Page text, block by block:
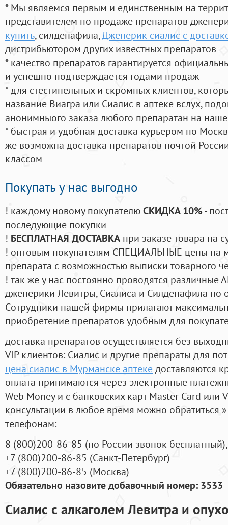
* Мы являемся первым и единственным на
представителем по продаже препаратов
купить, силденафила,Дженерик сиалис с
дистрибьютором других известных препаратов
* качество препаратов гарантируется
и успешно подтверждается годами продаж
* для стестинельных и скромных клиентов,
название Виагра или Сиалис в аптеке вслух,
анонимныого заказа любого препаратан на
* быстрая и удобная доставка курьером по
же возможна доставка препаратов почтой
классом
Покупать у нас выгодно
! каждому новому покупателюСКИДКА 10%-
последующие покупки
! БЕСПЛАТНАЯ ДОСТАВКА при заказе товара на
! оптовым покупателям СПЕЦИАЛЬНЫЕ цены на
препарата с возможностью выписки товарного
! так же у нас постоянно проводятся
дженерики Левитры, Сиалиса и Силденафила по
Cотрудники нашей фирмы прилагают
приобретение препаратов удобным для
доставка препаратов осуществляется без
VIP клиентов: Сиалис и другие препараты для
цена сиалис в Мурманске аптекедоставляются
оплата принимаются через электронные
Web Money и с банковских карт Master Card или
консультации в любое время можно обратиться
телефонам:
8 (800)200-86-85 (по России звонок бесплатный),
+7 (800)200-86-85 (Санкт-Петербург)
+7 (800)200-86-85 (Москва)
Обязательно назовите добавочный номер: 3533
Сиалис с алкаголем Левитра и